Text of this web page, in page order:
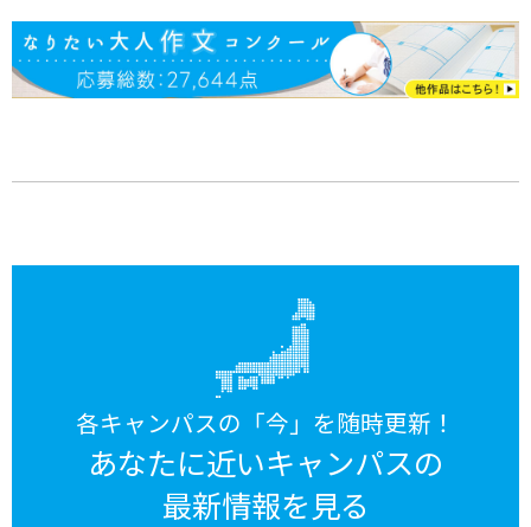
各キャンパスの「今」を随時更新！
あなたに近いキャンパスの
最新情報を見る